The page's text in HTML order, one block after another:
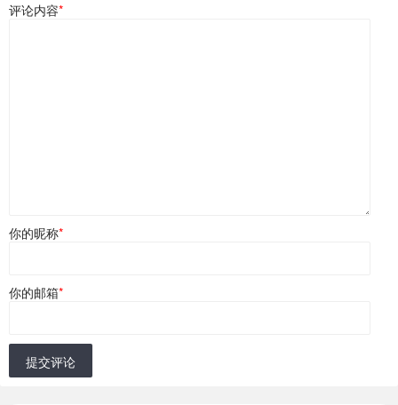
评论内容*
你的昵称*
你的邮箱*
提交评论